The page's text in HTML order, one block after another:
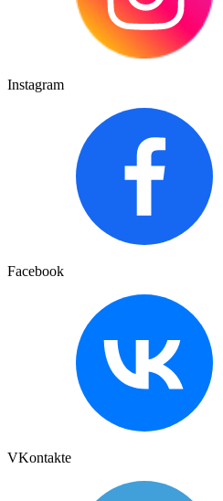
Instagram
Facebook
VKontakte